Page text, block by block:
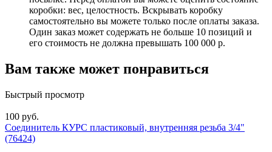
коробки: вес, целостность. Вскрывать коробку
самостоятельно вы можете только после оплаты заказа.
Один заказ может содержать не больше 10 позиций и
его стоимость не должна превышать 100 000 р.
Вам также может понравиться
Быстрый просмотр
100 руб.
Соединитель КУРС пластиковый, внутренняя резьба 3/4"
(76424)